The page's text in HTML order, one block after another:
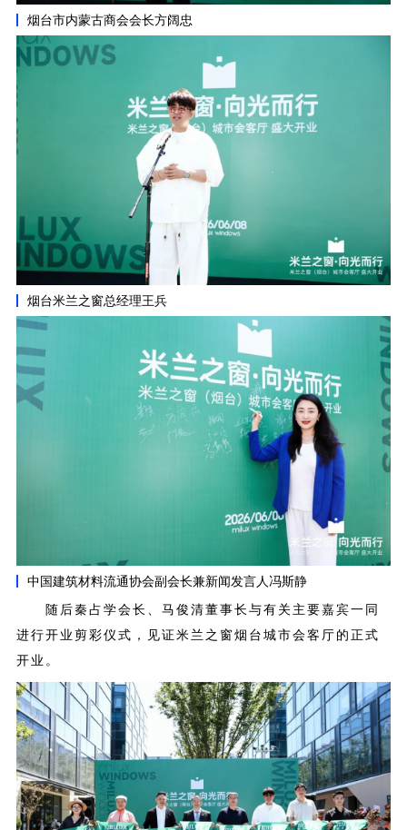
烟台市内蒙古商会会长方阔忠
烟台米兰之窗总经理王兵
中国建筑材料流通协会副会长兼新闻发言人冯斯静
随后秦占学会长、马俊清董事长与有关主要嘉宾一同
进行开业剪彩仪式，见证米兰之窗烟台城市会客厅的正式
开业。